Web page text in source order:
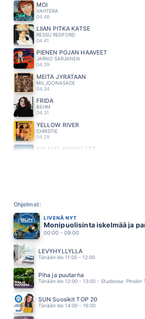
MOI
VAHTERA
04.46
LIIAN PITKA KATSE
RESSU REDFORD
04.41
PIENEN POJAN HAAVEET
JARNO SARJANEN
04.39
MEITÄ JYRÄTÄÄN
MILJOONASADE
04.34
FRIDA
BEHM
04.31
YELLOW RIVER
CHRISTIE
04.28
KYLMÄT KYYNELEET
TOMMI LÄNTINEN
JAISET TUULET
JUHA METSÄPERÄ
04.11
EROS RAMAZZOTTI & RICKY MARTIN
04.07
KOMIAT
04.04
MIKKO HARJU
04.00
Ohjelmat:
LIVENÄ NYT
Monipuolisinta iskelmää ja
00:00 - 09:00
LEVYHYLLYLLÄ
Tänään klo 11:00 - 12:00
Piha ja puutarha
Tänään klo 12:00 - 13:00 - Studiossa: Pinsiön
SUN Suosikit TOP 20
Tänään klo 14:00 - 16:00